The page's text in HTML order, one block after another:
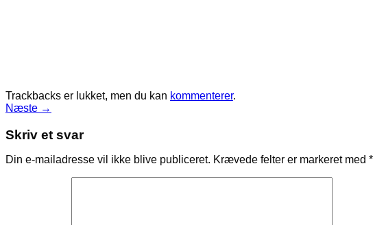
Trackbacks er lukket, men du kan kommenterer.
Næste →
Skriv et svar
Din e-mailadresse vil ikke blive publiceret. Krævede felter er markeret med *